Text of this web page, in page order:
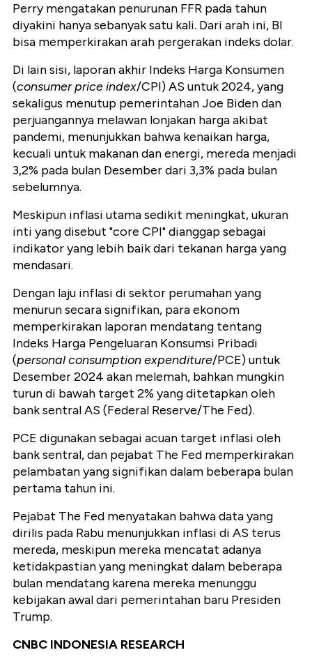
Perry mengatakan penurunan FFR pada tahun
diyakini hanya sebanyak satu kali. Dari arah ini, BI
bisa memperkirakan arah pergerakan indeks dolar.
Di lain sisi, laporan akhir Indeks Harga Konsumen
(consumer price index/CPI) AS untuk 2024, yang
sekaligus menutup pemerintahan Joe Biden dan
perjuangannya melawan lonjakan harga akibat
pandemi, menunjukkan bahwa kenaikan harga,
kecuali untuk makanan dan energi, mereda menjadi
3,2% pada bulan Desember dari 3,3% pada bulan
sebelumnya.
Meskipun inflasi utama sedikit meningkat, ukuran
inti yang disebut "core CPI" dianggap sebagai
indikator yang lebih baik dari tekanan harga yang
mendasari.
Dengan laju inflasi di sektor perumahan yang
menurun secara signifikan, para ekonom
memperkirakan laporan mendatang tentang
Indeks Harga Pengeluaran Konsumsi Pribadi
(personal consumption expenditure/PCE) untuk
Desember 2024 akan melemah, bahkan mungkin
turun di bawah target 2% yang ditetapkan oleh
bank sentral AS (Federal Reserve/The Fed).
PCE digunakan sebagai acuan target inflasi oleh
bank sentral, dan pejabat The Fed memperkirakan
pelambatan yang signifikan dalam beberapa bulan
pertama tahun ini.
Pejabat The Fed menyatakan bahwa data yang
dirilis pada Rabu menunjukkan inflasi di AS terus
mereda, meskipun mereka mencatat adanya
ketidakpastian yang meningkat dalam beberapa
bulan mendatang karena mereka menunggu
kebijakan awal dari pemerintahan baru Presiden
Trump.
CNBC INDONESIA RESEARCH